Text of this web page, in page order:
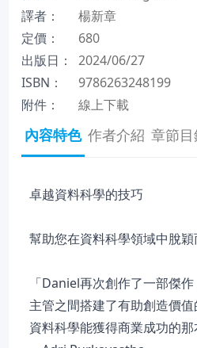
譯者：
楊新章
定價：
680
出版日：
2024/06/27
ISBN：
9786263248199
附件：
線上下載
內容特色 作者介紹 章節
卓越資料科學的技巧
幫助您在資料科學領域中脫穎
「Daniel再次創作了一部傑
主管之間搭建了有助創造價
資料科學能獲得商業成功的那